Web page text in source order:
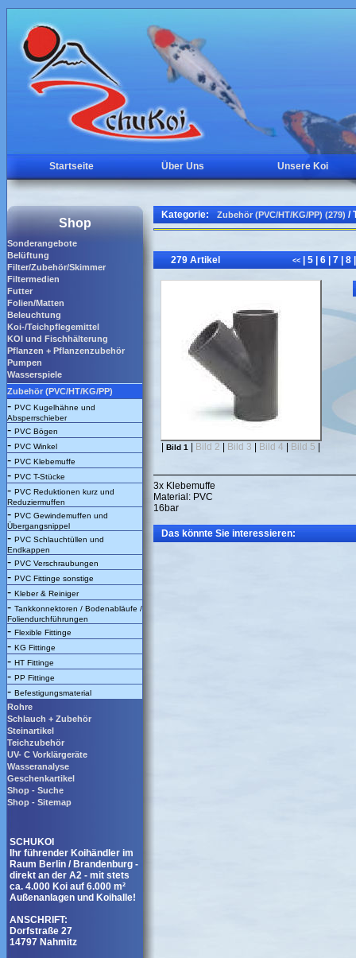
Startseite Über Uns Unsere Koi
Shop
Sonderangebote
Belüftung
Filter/Zubehör/Skimmer
Filtermedien
Futter
Folien/Matten
Beleuchtung
Koi-/Teichpflegemittel
KOI und Fischhälterung
Pflanzen + Pflanzenzubehör
Pumpen
Wasserspiele
Zubehör (PVC/HT/KG/PP)
- PVC Kugelhähne und
Absperrschieber
- PVC Bögen
- PVC Winkel
- PVC Klebemuffe
- PVC T-Stücke
- PVC Reduktionen kurz und
Reduziermuffen
- PVC Gewindemuffen und
Übergangsnippel
- PVC Schlauchtüllen und
Endkappen
- PVC Verschraubungen
- PVC Fittinge sonstige
- Kleber & Reiniger
- Tankkonnektoren / Bodenabläufe /
Foliendurchführungen
- Flexible Fittinge
- KG Fittinge
- HT Fittinge
- PP Fittinge
- Befestigungsmaterial
Rohre
Schlauch + Zubehör
Steinartikel
Teichzubehör
UV- C Vorklärgeräte
Wasseranalyse
Geschenkartikel
Shop - Suche
Shop - Sitemap
SCHUKOI
Ihr führender Koihändler im
Raum Berlin / Brandenburg -
direkt an der A2 - mit stets
ca. 4.000 Koi auf 6.000 m²
Außenanlagen und Koihalle!
ANSCHRIFT:
Dorfstraße 27
14797 Nahmitz
Kategorie: Zubehör (PVC/HT/KG/PP) (279) /
279 Artikel << 5 6 7 8
Bild 1 Bild 2 Bild 3 Bild 4 Bild 5
3x Klebemuffe
Material: PVC
16bar
Das könnte Sie interessieren: